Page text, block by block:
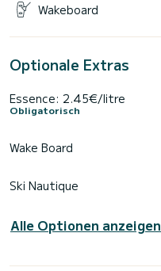
Wakeboard
Optionale Extras
Essence: 2.45€/litre
Obligatorisch
Wake Board
Ski Nautique
Alle Optionen anzeigen